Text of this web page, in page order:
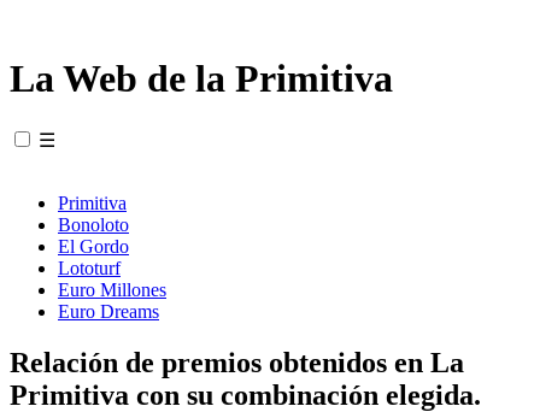
La Web de la Primitiva
☰
Primitiva
Bonoloto
El Gordo
Lototurf
Euro Millones
Euro Dreams
Relación de premios obtenidos en La
Primitiva con su combinación elegida.